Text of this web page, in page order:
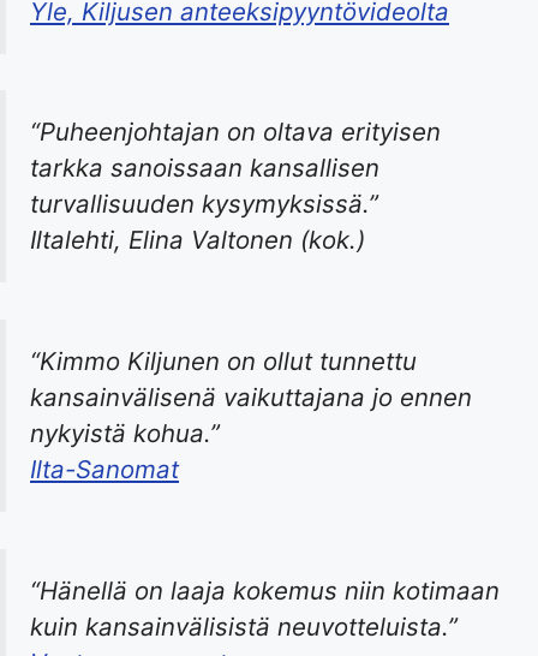
Yle, Kiljusen anteeksipyyntövideolta
“Puheenjohtajan on oltava erityisen
tarkka sanoissaan kansallisen
turvallisuuden kysymyksissä.”
Iltalehti, Elina Valtonen (kok.)
“Kimmo Kiljunen on ollut tunnettu
kansainvälisenä vaikuttajana jo ennen
nykyistä kohua.”
Ilta-Sanomat
“Hänellä on laaja kokemus niin kotimaan
kuin kansainvälisistä neuvotteluista.”